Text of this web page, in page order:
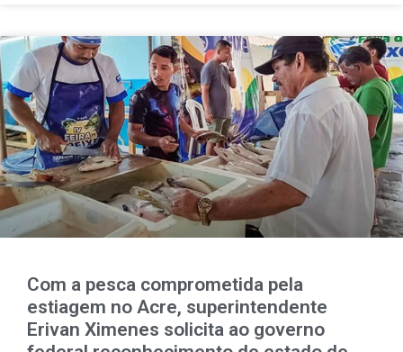
Com a pesca comprometida pela
estiagem no Acre, superintendente
Erivan Ximenes solicita ao governo